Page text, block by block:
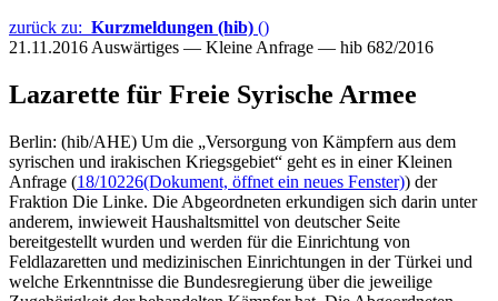
zurück zu: Kurzmeldungen (hib) ()
21.11.2016 Auswärtiges — Kleine Anfrage — hib 682/2016
Lazarette für Freie Syrische Armee
Berlin: (hib/AHE) Um die „Versorgung von Kämpfern aus dem
syrischen und irakischen Kriegsgebiet“ geht es in einer Kleinen
Anfrage (18/10226(Dokument, öffnet ein neues Fenster)) der
Fraktion Die Linke. Die Abgeordneten erkundigen sich darin unter
anderem, inwieweit Haushaltsmittel von deutscher Seite
bereitgestellt wurden und werden für die Einrichtung von
Feldlazaretten und medizinischen Einrichtungen in der Türkei und
welche Erkenntnisse die Bundesregierung über die jeweilige